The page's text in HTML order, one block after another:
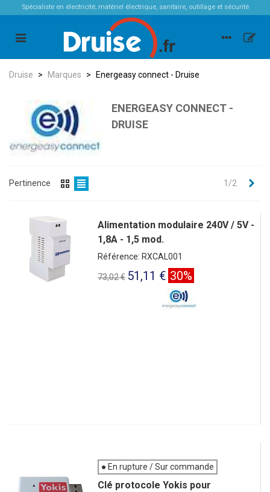
Spécialiste en électricité, matériel électrique, sanitaire, outillage et sécurité
Druise > Marques > Energeasy connect - Druise
ENERGEASY CONNECT -
DRUISE
Pertinence 1/2
Alimentation modulaire 240V / 5V -
1,8A - 1,5 mod.
Référence: RXCAL001
73,02 € 51,11 € 30%
● En rupture / Sur commande
Clé protocole Yokis pour